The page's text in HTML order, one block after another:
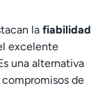
la fiabilidad
excelente
una alternativa
de